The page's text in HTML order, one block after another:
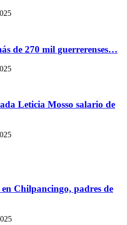
de 270 mil guerrerenses…
Leticia Mosso salario de
Chilpancingo, padres de